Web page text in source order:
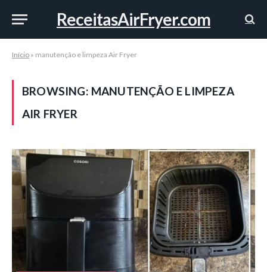
ReceitasAirFryer.com
Início » manutenção e limpeza Air Fryer
BROWSING: MANUTENÇÃO E LIMPEZA
AIR FRYER